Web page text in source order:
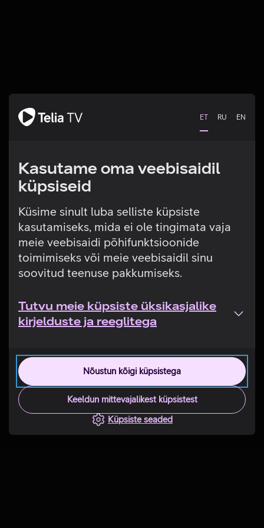
ET RU EN
Kasutame oma veebisaidil
küpsiseid
Küsime sinult luba selliste küpsiste
kasutamiseks, mida ei ole tingimata vaja
meie veebisaidi põhifunktsioonide
toimimiseks või meie veebisaidil sinu
soovitud teenuse pakkumiseks.
Tutvu meie küpsiste üksikasjalike
kirjelduste ja reeglitega
Nõustun kõigi küpsistega
Keeldun mittevajalikest küpsistest
Küpsiste seaded
Tehniline viga